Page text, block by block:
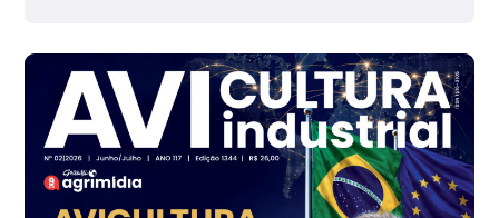
cx
Ovo Branco - Regional
Branco
R$ 144,99
cx
Ovo Vermelho - Regional